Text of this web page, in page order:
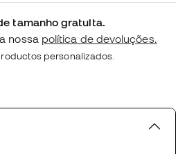
tamanho gratuita.
nossa política de devoluções.
personalizados.